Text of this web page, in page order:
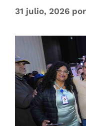
31 julio, 2026 por